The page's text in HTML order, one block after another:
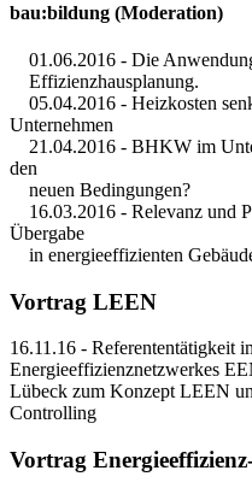
bau:bildung (Moderation)
01.06.2016 - Die
Effizienzhausplanung.
05.04.2016 - Heizkosten
Unternehmen
21.04.2016 - BHKW im
den
neuen Bedingungen?
16.03.2016 - Relevanz und
Übergabe
in energieeffizienten
Vortrag LEEN
16.11.16 - Referententätigkeit
Energieeffizienznetzwerkes
Lübeck zum Konzept LEEN
Controlling
Vortrag